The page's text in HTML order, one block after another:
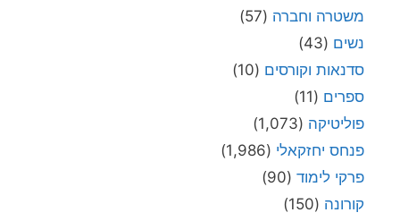
משטרה וחברה (57)
נשים (43)
סדנאות וקורסים (10)
ספרים (11)
פוליטיקה (1,073)
פנחס יחזקאלי (1,986)
פרקי לימוד (90)
קורונה (150)